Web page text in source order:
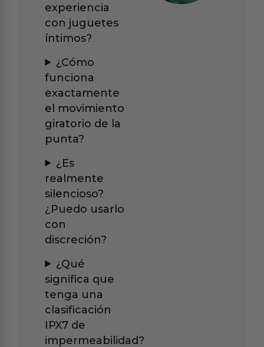
experiencia
con juguetes
íntimos?
¿Cómo
funciona
exactamente
el movimiento
giratorio de la
punta?
¿Es
realmente
silencioso?
¿Puedo usarlo
con
discreción?
¿Qué
significa que
tenga una
clasificación
IPX7 de
impermeabilidad?